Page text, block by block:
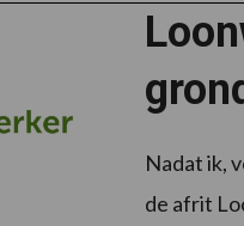
Nadat ik,
de afrit